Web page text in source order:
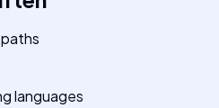
languages